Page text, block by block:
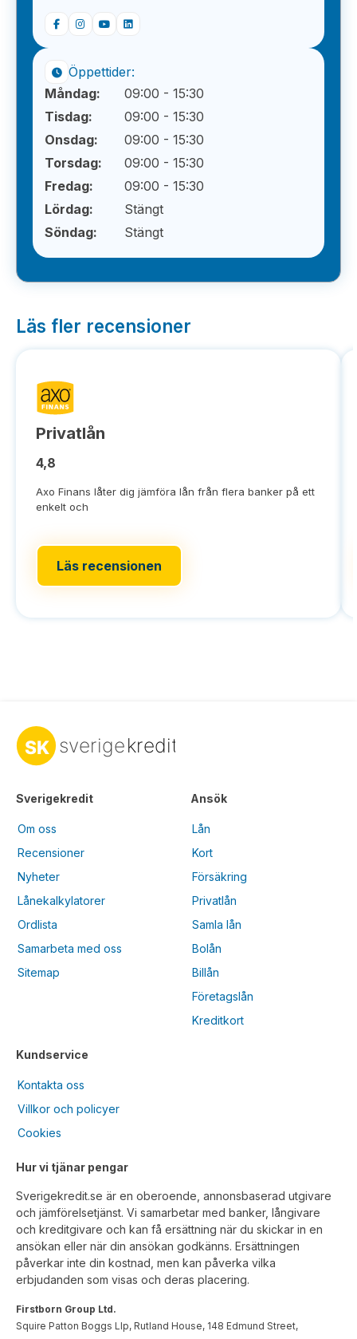
Öppettider:
Måndag:
09:00 - 15:30
Tisdag:
09:00 - 15:30
Onsdag:
09:00 - 15:30
Torsdag:
09:00 - 15:30
Fredag:
09:00 - 15:30
Lördag:
Stängt
Söndag:
Stängt
Läs fler recensioner
Privatlån
4,8
Axo Finans låter dig jämföra lån från flera banker på ett
enkelt och
Läs recensionen
Sverigekredit
Om oss
Recensioner
Nyheter
Lånekalkylatorer
Ordlista
Samarbeta med oss
Sitemap
Kundservice
Kontakta oss
Villkor och policyer
Cookies
Ansök
Lån
Kort
Försäkring
Privatlån
Samla lån
Bolån
Billån
Företagslån
Kreditkort
Hur vi tjänar pengar
Sverigekredit.se är en oberoende, annonsbaserad utgivare
och jämförelsetjänst. Vi samarbetar med banker, långivare
och kreditgivare och kan få ersättning när du skickar in en
ansökan eller när din ansökan godkänns. Ersättningen
påverkar inte din kostnad, men kan påverka vilka
erbjudanden som visas och deras placering.
Firstborn Group Ltd.
Squire Patton Boggs Llp, Rutland House, 148 Edmund Street,